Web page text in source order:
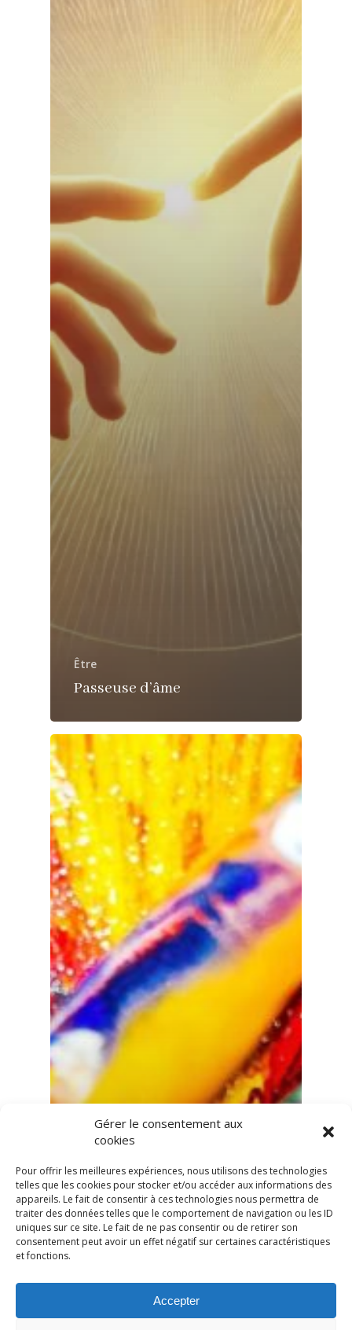
Gérer le consentement aux
cookies
Pour offrir les meilleures expériences, nous utilisons des technologies
telles que les cookies pour stocker et/ou accéder aux informations des
appareils. Le fait de consentir à ces technologies nous permettra de
traiter des données telles que le comportement de navigation ou les ID
uniques sur ce site. Le fait de ne pas consentir ou de retirer son
consentement peut avoir un effet négatif sur certaines caractéristiques
et fonctions.
Accepter
Être
Passeuse d’âme